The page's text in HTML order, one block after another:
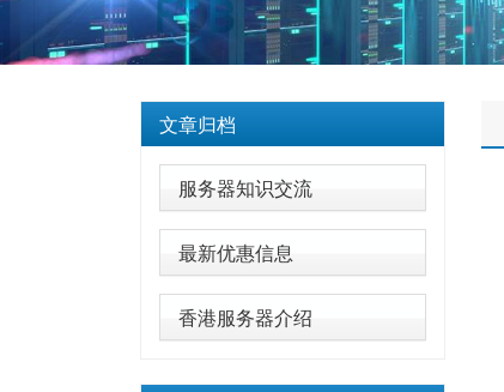
文章归档
服务器知识交流
最新优惠信息
香港服务器介绍